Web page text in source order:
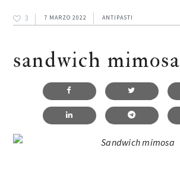
3 7 MARZO 2022 ANTIPASTI
sandwich mimosa